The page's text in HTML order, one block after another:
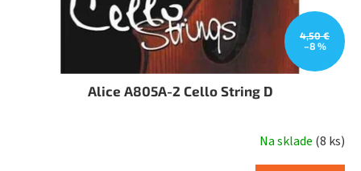
4,50 €
–8 %
Alice A805A-2 Cello String D
Na sklade (8 ks)